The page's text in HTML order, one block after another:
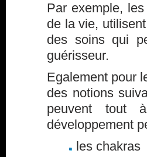
Par exemple,
de la vie,
des soins qui
guérisseur.
Egalement pour
des notions
peuvent tout
développement
les chakras